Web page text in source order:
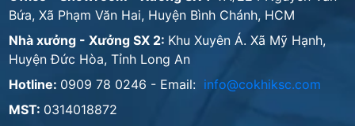
Bứa, Xã Phạm Văn Hai, Huyện Bình Chánh, HCM
Nhà xưởng - Xưởng SX 2: Khu Xuyên Á. Xã Mỹ Hạnh,
Huyện Đức Hòa, Tỉnh Long An
Hotline: 0909 78 0246 - Email: info@cokhiksc.com
MST: 0314018872